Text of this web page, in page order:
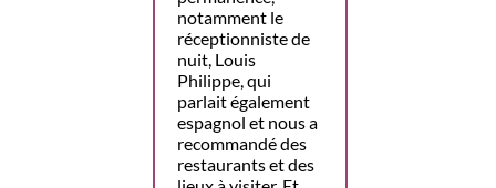
notamment le
réceptionniste de
nuit, Louis
Philippe, qui
parlait également
espagnol et nous a
recommandé des
restaurants et des